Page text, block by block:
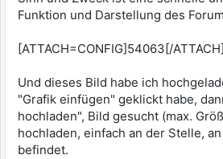
Funktion und Darstellung des
[ATTACH=CONFIG]54063[/ATTACH]
Und dieses Bild habe ich
"Grafik einfügen" geklickt habe,
hochladen", Bild gesucht (max.
hochladen, einfach an der Stelle,
befindet.